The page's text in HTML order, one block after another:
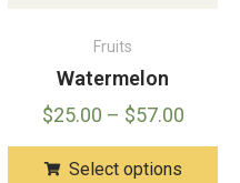
Fruits
Watermelon
$25.00 – $57.00
Select options